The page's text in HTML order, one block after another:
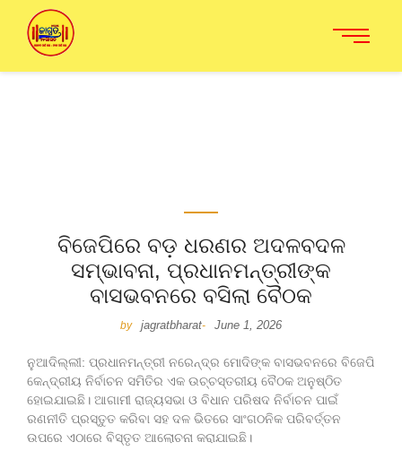
ବିଜେପିରେ ବଡ଼ ଧରଣର ଅଦଳବଦଳ
ସମ୍ଭାବନା, ପ୍ରଧାନମନ୍ତ୍ରୀଙ୍କ
ବାସଭବନରେ ବସିଲା ବୈଠକ
by jagratbharat- June 1, 2026
ନୁଆଦିଲ୍ଲୀ: ପ୍ରଧାନମନ୍ତ୍ରୀ ନରେନ୍ଦ୍ର ମୋଦିଙ୍କ ବାସଭବନରେ ବିଜେପି
କେନ୍ଦ୍ରୀୟ ନିର୍ବାଚନ ସମିତିର ଏକ ଉଚ୍ଚସ୍ତରୀୟ ବୈଠକ ଅନୁଷ୍ଠିତ
ହୋଇଯାଇଛି। ଆଗାମୀ ରାଜ୍ୟସଭା ଓ ବିଧାନ ପରିଷଦ ନିର୍ବାଚନ ପାଇଁ
ରଣନୀତି ପ୍ରସ୍ତୁତ କରିବା ସହ ଦଳ ଭିତରେ ସାଂଗଠନିକ ପରିବର୍ତ୍ତନ
ଉପରେ ଏଠାରେ ବିସ୍ତୃତ ଆଲୋଚନା କରାଯାଇଛି।